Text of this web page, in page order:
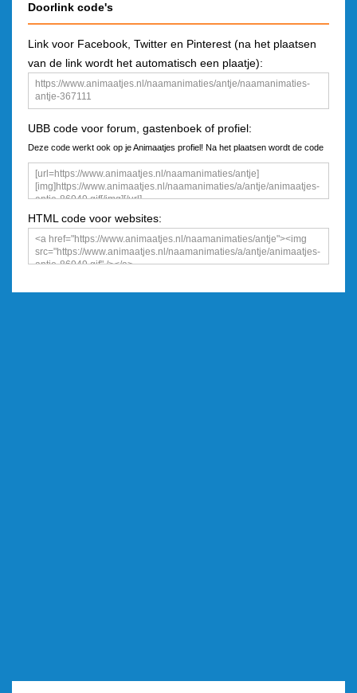
Doorlink code's
Link voor Facebook, Twitter en Pinterest (na het plaatsen
van de link wordt het automatisch een plaatje):
UBB code voor forum, gastenboek of profiel:
Deze code werkt ook op je Animaatjes profiel! Na het plaatsen wordt de code
een plaatje
HTML code voor websites: